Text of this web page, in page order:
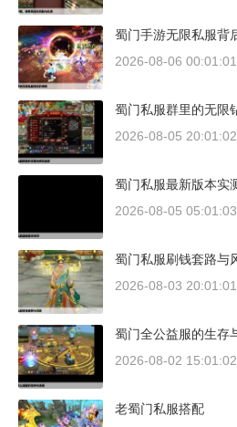
蜀门手游无限私服背
2026-08-06 00:01:01
蜀门私服群里的无限
2026-08-05 20:01:02
蜀门私服最新版本实
2026-08-05 05:01:03
蜀门私服刷钱套路与
2026-08-03 20:01:01
蜀门全公益服的生存
2026-08-02 15:01:02
老蜀门私服搭配